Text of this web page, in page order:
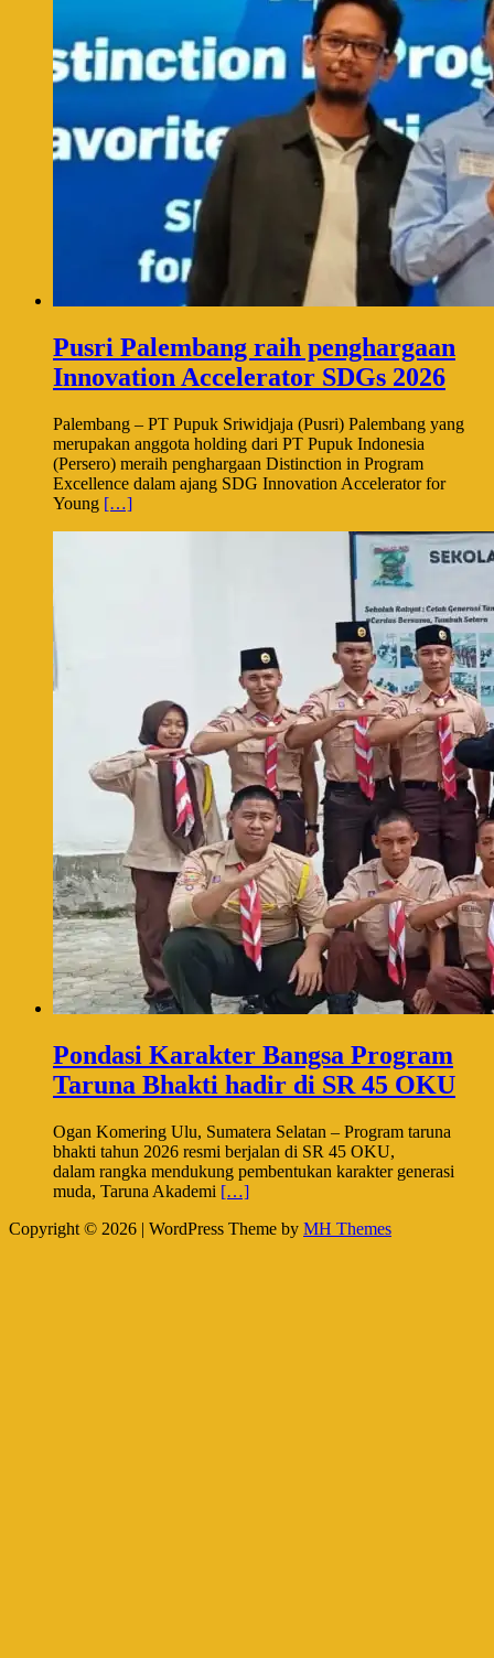
Pusri Palembang raih penghargaan
Innovation Accelerator SDGs 2026
Palembang – PT Pupuk Sriwidjaja (Pusri) Palembang yang
merupakan anggota holding dari PT Pupuk Indonesia
(Persero) meraih penghargaan Distinction in Program
Excellence dalam ajang SDG Innovation Accelerator for
Young […]
Pondasi Karakter Bangsa Program
Taruna Bhakti hadir di SR 45 OKU
Ogan Komering Ulu, Sumatera Selatan – Program taruna
bhakti tahun 2026 resmi berjalan di SR 45 OKU,
dalam rangka mendukung pembentukan karakter generasi
muda, Taruna Akademi […]
Copyright © 2026 | WordPress Theme by MH Themes